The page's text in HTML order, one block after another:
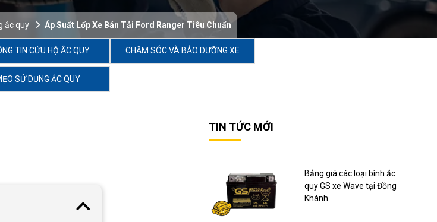
ắc quy Áp Suất Lốp Xe Bán Tải Ford Ranger Tiêu Chuẩn
TIN CỨU HỘ ẮC QUY CHĂM SÓC VÀ BẢO DƯỠNG XE
SỬ DỤNG ẮC QUY
TIN TỨC MỚI
Bảng giá các loại bình ắc
quy GS xe Wave tại Đồng
Khánh